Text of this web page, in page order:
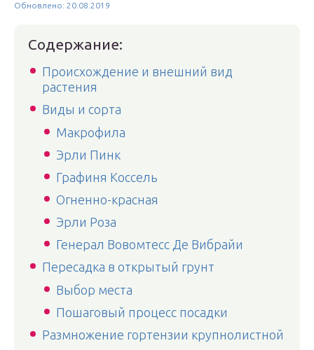
Обновлено: 20.08.2019
Содержание:
Происхождение и внешний вид
растения
Виды и сорта
Макрофила
Эрли Пинк
Графиня Коссель
Огненно-красная
Эрли Роза
Генерал Вовомтесс Де Вибрайи
Пересадка в открытый грунт
Выбор места
Пошаговый процесс посадки
Размножение гортензии крупнолистной